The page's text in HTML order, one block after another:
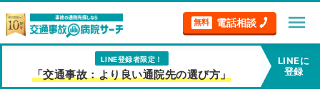
無料 電話相談 menu
LINE登録者限定！
「交通事故：より良い通院先の選び方」
LINEに
登録